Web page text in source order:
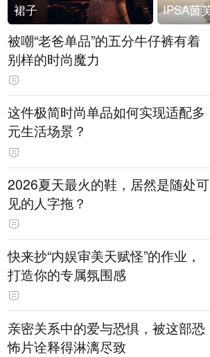
裙子
被嘲“老爸单品”的五分牛仔裤有着
别样的时尚魔力
这件极简时尚单品如何实现适配多
元生活场景？
2026夏天最火的鞋，居然是随处可
见的人字拖？
快来抄“内娱审美天赋怪”的作业，
打造你的专属氛围感
亲密关系中的爱与恐惧，被这部恐
怖片诠释得淋漓尽致